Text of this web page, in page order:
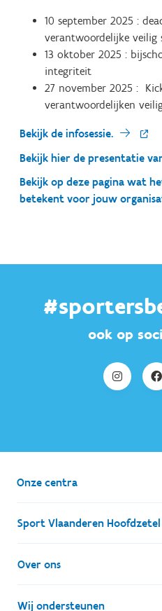
10 september 2025 :
verantwoordelijke
13 oktober 2025 :
integriteit
27 november 2025 :
verantwoordelijken
Bekijk de infosessie.
Bekijk hier de presentatie
Bekijk op deze pagina wat
betekent voor jouw
ook op
Onze centra
Sport Vlaanderen Hoofdzetel
Simon Bolivarlaan 17
1000 Brussel
Over ons
Wie zijn we, wat doen we
Wij ondersteunen